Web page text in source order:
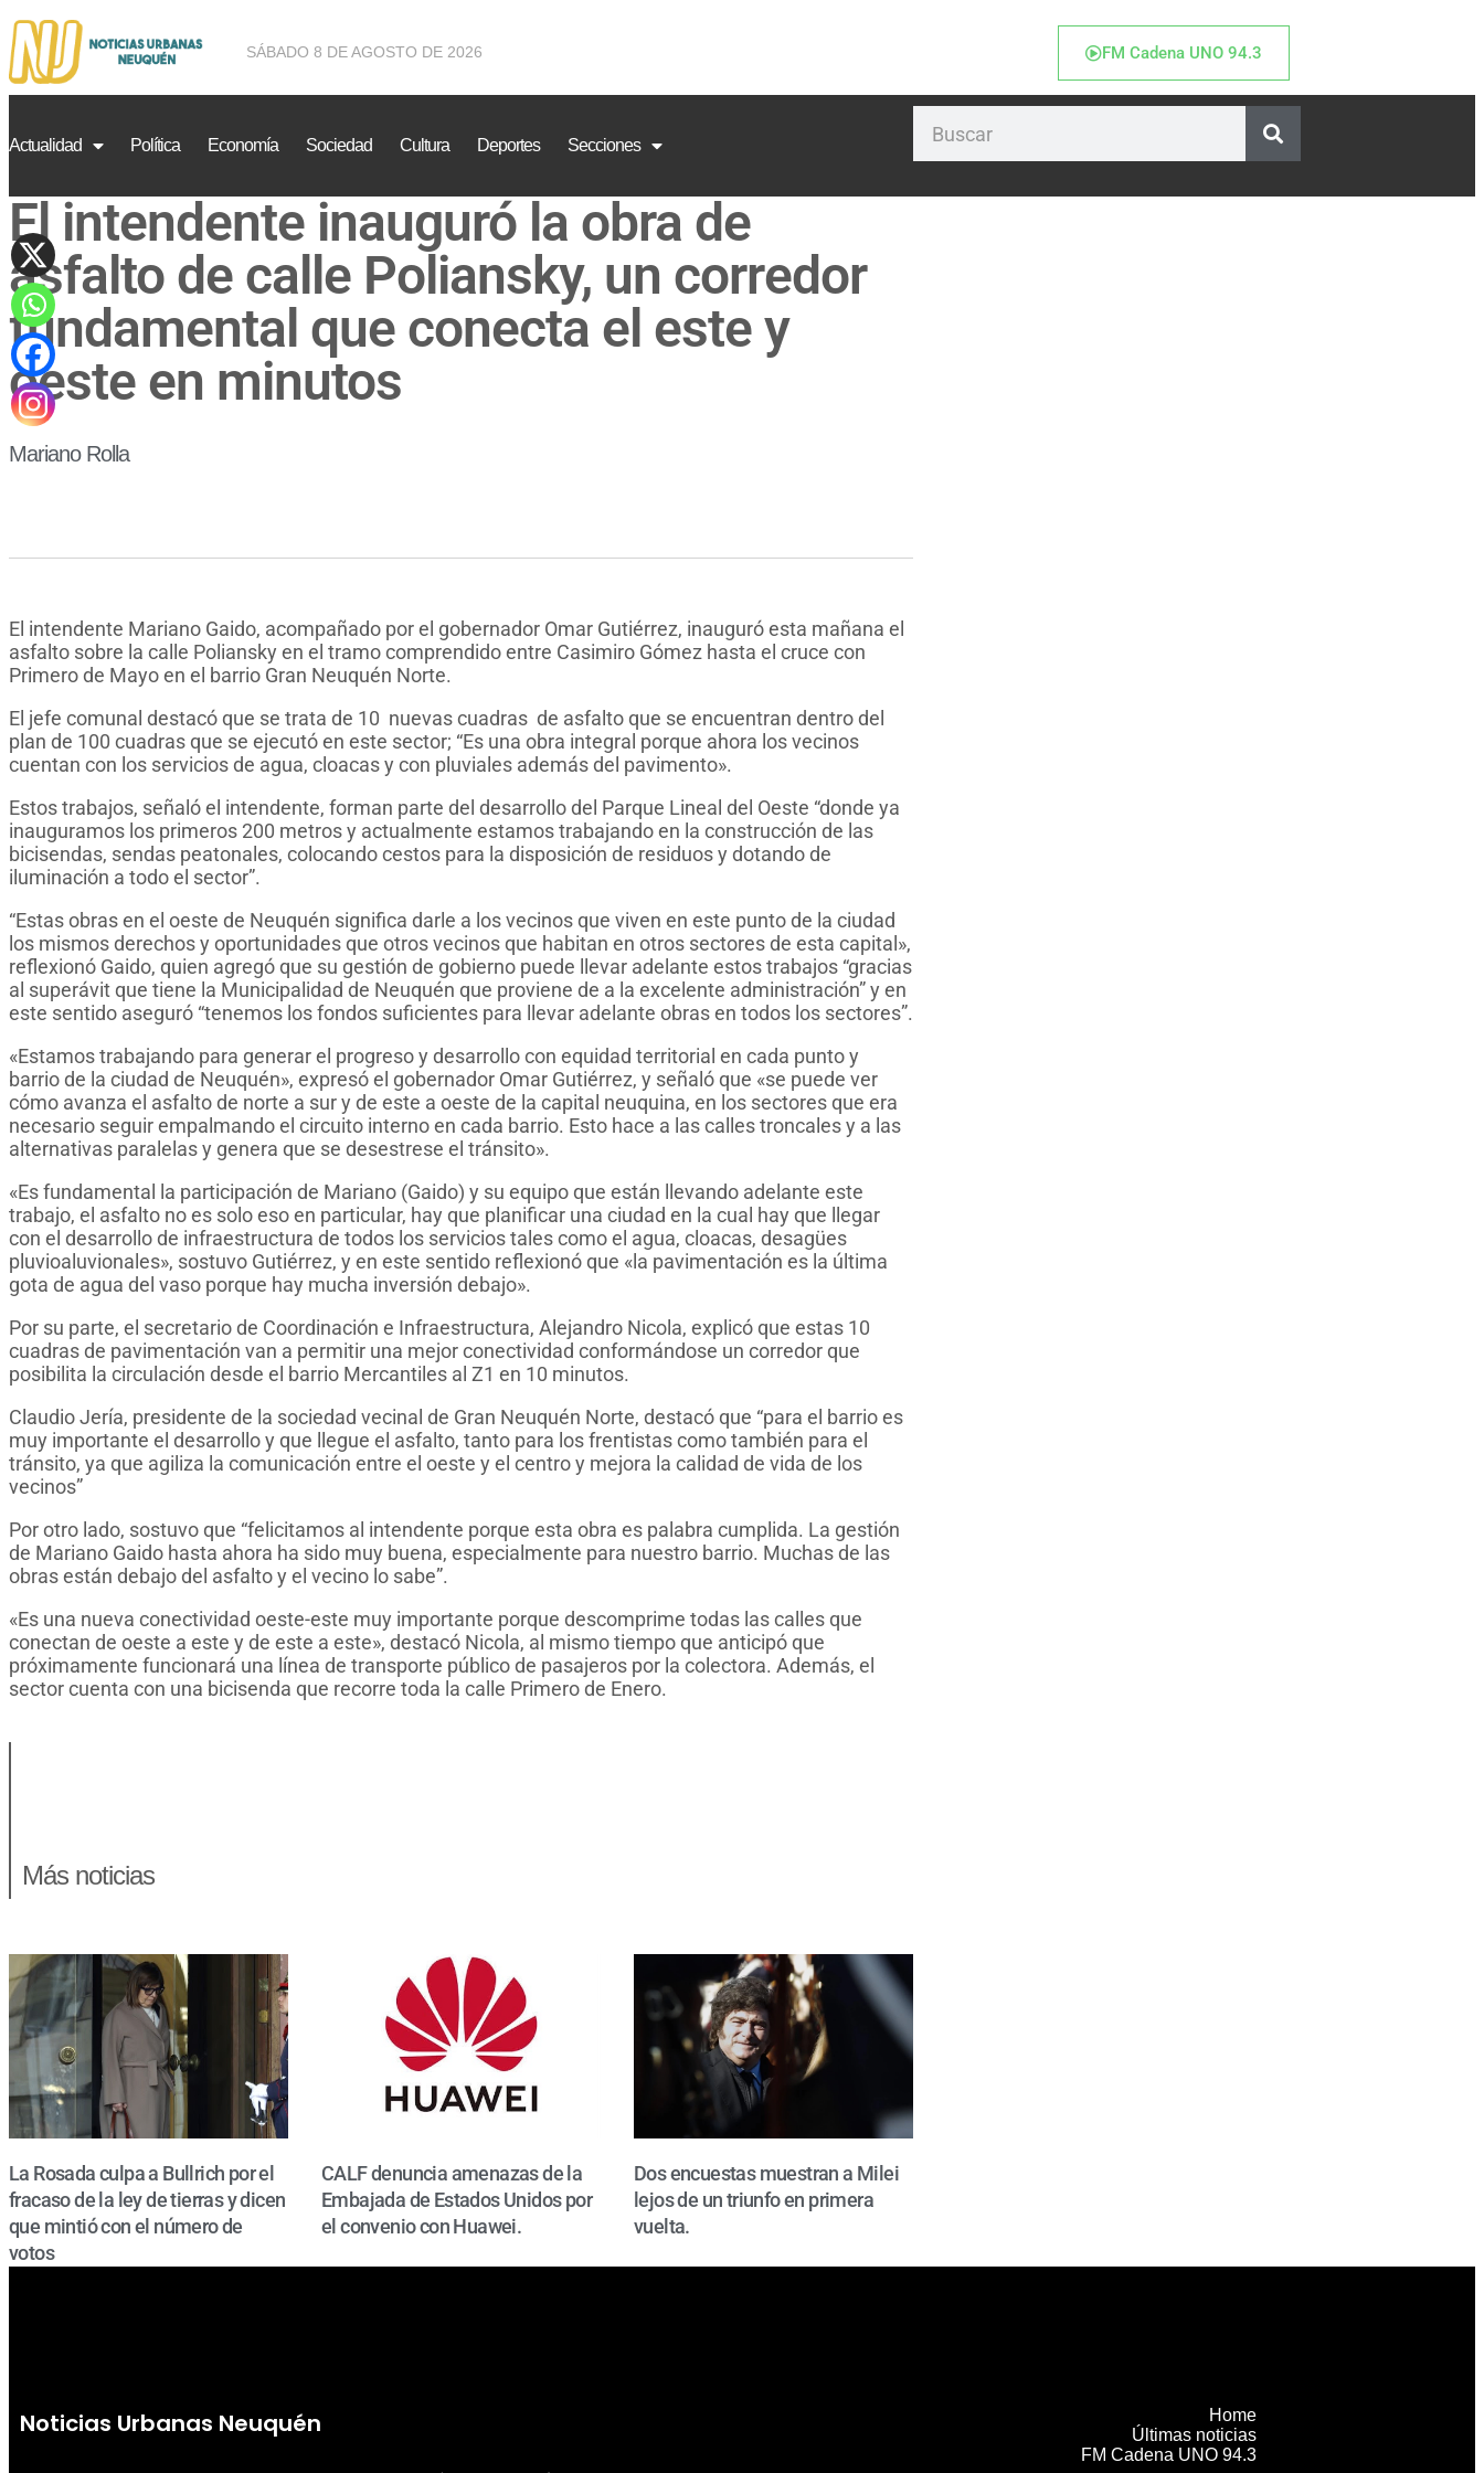
SÁBADO 8 DE AGOSTO DE 2026 FM Cadena UNO 94.3
Actualidad Política Economía Sociedad Cultura Deportes Secciones
El intendente inauguró la obra de
asfalto de calle Poliansky, un corredor
fundamental que conecta el este y
oeste en minutos
Mariano Rolla
El intendente Mariano Gaido, acompañado por el gobernador Omar Gutiérrez, inauguró esta mañana el
asfalto sobre la calle Poliansky en el tramo comprendido entre Casimiro Gómez hasta el cruce con
Primero de Mayo en el barrio Gran Neuquén Norte.
El jefe comunal destacó que se trata de 10 nuevas cuadras de asfalto que se encuentran dentro del
plan de 100 cuadras que se ejecutó en este sector; “Es una obra integral porque ahora los vecinos
cuentan con los servicios de agua, cloacas y con pluviales además del pavimento».
Estos trabajos, señaló el intendente, forman parte del desarrollo del Parque Lineal del Oeste “donde ya
inauguramos los primeros 200 metros y actualmente estamos trabajando en la construcción de las
bicisendas, sendas peatonales, colocando cestos para la disposición de residuos y dotando de
iluminación a todo el sector”.
“Estas obras en el oeste de Neuquén significa darle a los vecinos que viven en este punto de la ciudad
los mismos derechos y oportunidades que otros vecinos que habitan en otros sectores de esta capital»,
reflexionó Gaido, quien agregó que su gestión de gobierno puede llevar adelante estos trabajos “gracias
al superávit que tiene la Municipalidad de Neuquén que proviene de a la excelente administración” y en
este sentido aseguró “tenemos los fondos suficientes para llevar adelante obras en todos los sectores”.
«Estamos trabajando para generar el progreso y desarrollo con equidad territorial en cada punto y
barrio de la ciudad de Neuquén», expresó el gobernador Omar Gutiérrez, y señaló que «se puede ver
cómo avanza el asfalto de norte a sur y de este a oeste de la capital neuquina, en los sectores que era
necesario seguir empalmando el circuito interno en cada barrio. Esto hace a las calles troncales y a las
alternativas paralelas y genera que se desestrese el tránsito».
«Es fundamental la participación de Mariano (Gaido) y su equipo que están llevando adelante este
trabajo, el asfalto no es solo eso en particular, hay que planificar una ciudad en la cual hay que llegar
con el desarrollo de infraestructura de todos los servicios tales como el agua, cloacas, desagües
pluvioaluvionales», sostuvo Gutiérrez, y en este sentido reflexionó que «la pavimentación es la última
gota de agua del vaso porque hay mucha inversión debajo».
Por su parte, el secretario de Coordinación e Infraestructura, Alejandro Nicola, explicó que estas 10
cuadras de pavimentación van a permitir una mejor conectividad conformándose un corredor que
posibilita la circulación desde el barrio Mercantiles al Z1 en 10 minutos.
Claudio Jería, presidente de la sociedad vecinal de Gran Neuquén Norte, destacó que “para el barrio es
muy importante el desarrollo y que llegue el asfalto, tanto para los frentistas como también para el
tránsito, ya que agiliza la comunicación entre el oeste y el centro y mejora la calidad de vida de los
vecinos”
Por otro lado, sostuvo que “felicitamos al intendente porque esta obra es palabra cumplida. La gestión
de Mariano Gaido hasta ahora ha sido muy buena, especialmente para nuestro barrio. Muchas de las
obras están debajo del asfalto y el vecino lo sabe”.
«Es una nueva conectividad oeste-este muy importante porque descomprime todas las calles que
conectan de oeste a este y de este a este», destacó Nicola, al mismo tiempo que anticipó que
próximamente funcionará una línea de transporte público de pasajeros por la colectora. Además, el
sector cuenta con una bicisenda que recorre toda la calle Primero de Enero.
Más noticias
La Rosada culpa a Bullrich por el
fracaso de la ley de tierras y dicen
que mintió con el número de
votos
CALF denuncia amenazas de la
Embajada de Estados Unidos por
el convenio con Huawei.
Dos encuestas muestran a Milei
lejos de un triunfo en primera
vuelta.
Noticias Urbanas Neuquén
Home
Últimas noticias
FM Cadena UNO 94.3